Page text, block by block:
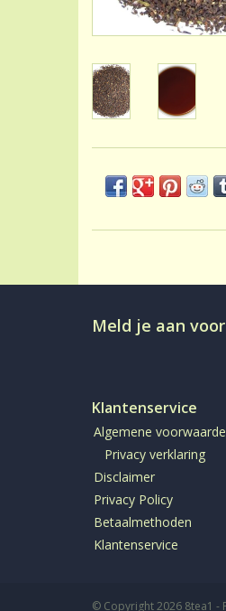
Meld je aan
Klantenservice
Algemene
Privacy verklaring
Disclaimer
Privacy Policy
Betaalmethoden
Klantenservice
© Copyright 2026 8tea1 -